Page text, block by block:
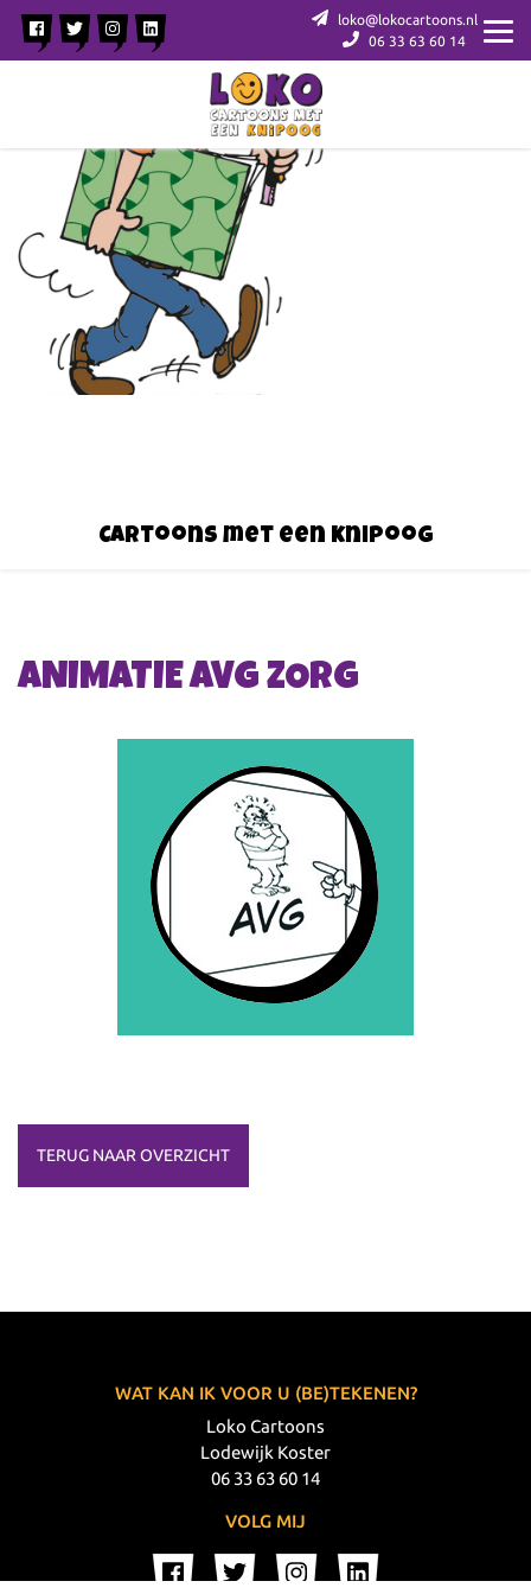
loko@lokocartoons.nl
06 33 63 60 14
Cartoons met een knipoog
ANIMATIE AVG ZORG
TERUG NAAR OVERZICHT
WAT KAN IK VOOR U (BE)TEKENEN?
Loko Cartoons
Lodewijk Koster
06 33 63 60 14
VOLG MIJ